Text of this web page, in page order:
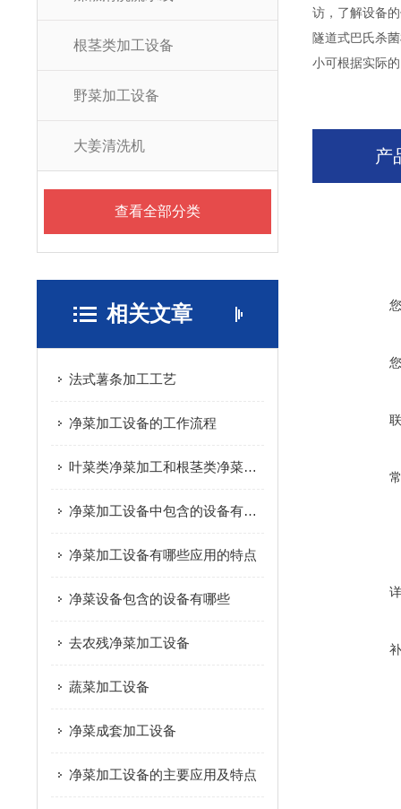
根茎类加工设备
野菜加工设备
大姜清洗机
查看全部分类
相关文章
法式薯条加工工艺
净菜加工设备的工作流程
叶菜类净菜加工和根茎类净菜加工这个两种模式的区别是什么？
净菜加工设备中包含的设备有哪些
净菜加工设备有哪些应用的特点
净菜设备包含的设备有哪些
去农残净菜加工设备
蔬菜加工设备
净菜成套加工设备
净菜加工设备的主要应用及特点
访，了解设备
隧道式巴氏杀
小可根据实际
产